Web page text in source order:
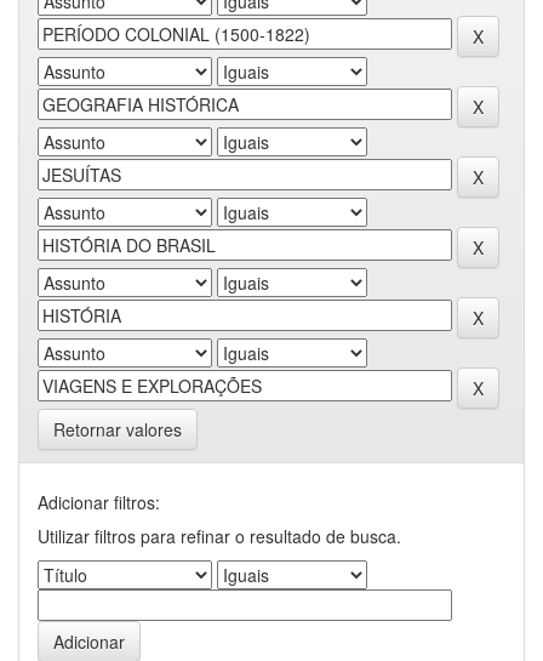
Retornar valores
Adicionar filtros:
Utilizar filtros para refinar o resultado de busca.